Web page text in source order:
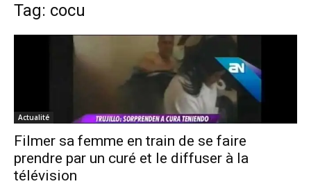
Tag: cocu
Actualité
Filmer sa femme en train de se faire
prendre par un curé et le diffuser à la
télévision